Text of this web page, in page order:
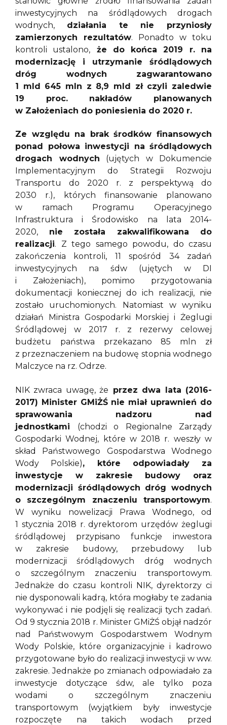
inwestycyjnych na śródlądowych drogach
wodnych, działania te nie przyniosły
zamierzonych rezultatów. Ponadto w toku
kontroli ustalono, że do końca 2019 r. na
modernizację i utrzymanie śródlądowych
dróg wodnych zagwarantowano
1 mld 645 mln z 8,9 mld zł czyli zaledwie
19 proc. nakładów planowanych
w Założeniach do poniesienia do 2020 r.
Ze względu na brak środków finansowych
ponad połowa inwestycji na śródlądowych
drogach wodnych (ujętych w Dokumencie
Implementacyjnym do Strategii Rozwoju
Transportu do 2020 r. z perspektywą do
2030 r.), których finansowanie planowano
w ramach Programu Operacyjnego
Infrastruktura i Środowisko na lata 2014-
2020, nie została zakwalifikowana do
realizacji. Z tego samego powodu, do czasu
zakończenia kontroli, 11 spośród 34 zadań
inwestycyjnych na śdw (ujętych w DI
i Założeniach), pomimo przygotowania
dokumentacji koniecznej do ich realizacji, nie
zostało uruchomionych. Natomiast w wyniku
działań Ministra Gospodarki Morskiej i Żeglugi
Śródlądowej w 2017 r. z rezerwy celowej
budżetu państwa przekazano 85 mln zł
z przeznaczeniem na budowę stopnia wodnego
Malczyce na rz. Odrze.
NIK zwraca uwagę, że przez dwa lata (2016-
2017) Minister GMiŻŚ nie miał uprawnień do
sprawowania nadzoru nad
jednostkami (chodzi o Regionalne Zarządy
Gospodarki Wodnej, które w 2018 r. weszły w
skład Państwowego Gospodarstwa Wodnego
Wody Polskie), które odpowiadały za
inwestycje w zakresie budowy oraz
modernizacji śródlądowych dróg wodnych
o szczególnym znaczeniu transportowym.
W wyniku nowelizacji Prawa Wodnego, od
1 stycznia 2018 r. dyrektorom urzędów żeglugi
śródlądowej przypisano funkcje inwestora
w zakresie budowy, przebudowy lub
modernizacji śródlądowych dróg wodnych
o szczególnym znaczeniu transportowym.
Jednakże do czasu kontroli NIK, dyrektorzy ci
nie dysponowali kadrą, która mogłaby te zadania
wykonywać i nie podjęli się realizacji tych zadań.
Od 9 stycznia 2018 r. Minister GMiŻŚ objął nadzór
nad Państwowym Gospodarstwem Wodnym
Wody Polskie, które organizacyjnie i kadrowo
przygotowane było do realizacji inwestycji w ww.
zakresie. Jednakże po zmianach odpowiadało za
inwestycje dotyczące śdw, ale tylko poza
wodami o szczególnym znaczeniu
transportowym (wyjątkiem były inwestycje
rozpoczęte na takich wodach przed